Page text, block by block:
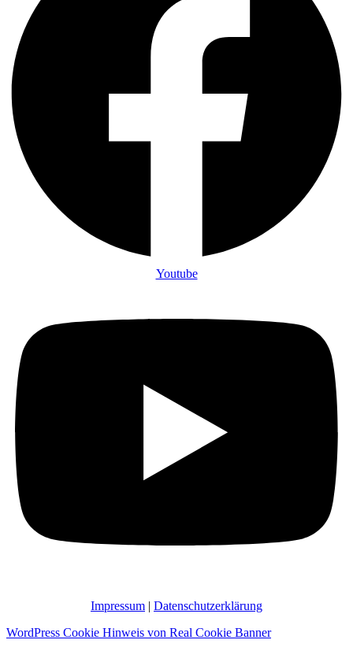
Youtube
Impressum | Datenschutzerklärung
WordPress Cookie Hinweis von Real Cookie Banner